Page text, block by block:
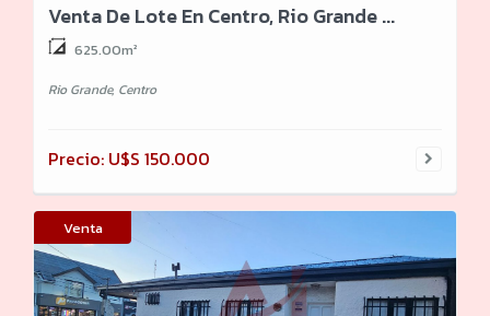
Venta De Lote En Centro, Rio Grande ...
625.00m²
Rio Grande, Centro
Precio: U$S 150.000
Venta